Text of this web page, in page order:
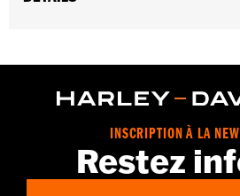
Installation Instructions
Material Diameter UOM:Inches
Sold In Units:Pair
INSCRIPTION À LA
Restez